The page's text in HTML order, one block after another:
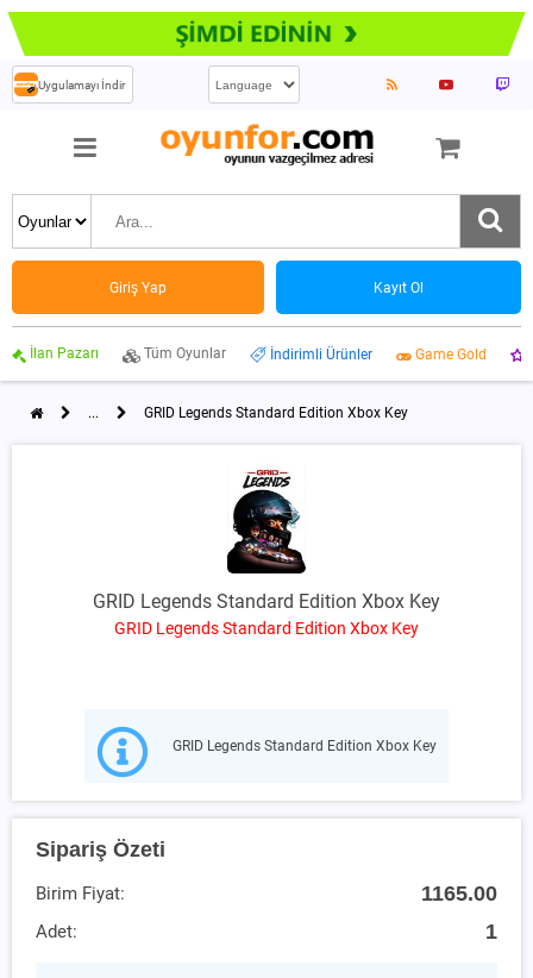
Uygulamayı İndir
Giriş Yap Kayıt Ol
İlan Pazarı Tüm Oyunlar İndirimli Ürünler Game Gold
... GRID Legends Standard Edition Xbox Key
GRID Legends Standard Edition Xbox Key
GRID Legends Standard Edition Xbox Key
GRID Legends Standard Edition Xbox Key
Sipariş Özeti
Birim Fiyat: 1165.00
Adet: 1